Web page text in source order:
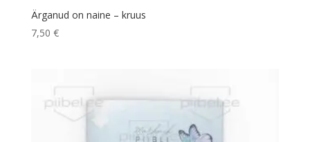
Ärganud on naine – kruus
7,50 €